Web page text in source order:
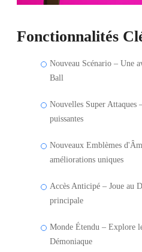
Fonctionnalités
Nouveau Scénario – Une
Ball
Nouvelles Super Attaques
puissantes
Nouveaux Emblèmes
améliorations uniques
Accès Anticipé – Joue au
principale
Monde Étendu – Explore
Démoniaque